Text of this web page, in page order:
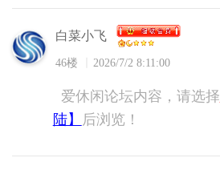
白菜小飞
46楼 2026/7/2 8:11:00
爱休闲论坛内容，请选择
陆】
后浏览！